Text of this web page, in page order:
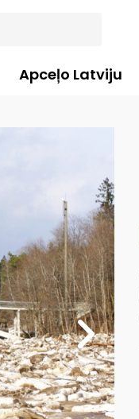
Apceļo Latviju